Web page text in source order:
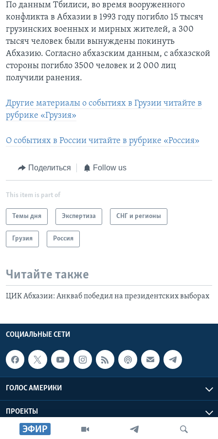
ЭФИР
По данным Тбилиси, во время вооруженного
конфликта в Абхазии в 1993 году погибло 15 тысяч
грузинских военных и мирных жителей, а 300
тысяч человек были вынуждены покинуть
Абхазию. Согласно абхазским данным, с абхазской
стороны погибло 3500 человек и 2 000 лиц
получили ранения.
Другие материалы о событиях в Грузии читайте в
рубрике «Грузия»
O событиях в России читайте в рубрике «Россия»
Поделиться Follow us
This item is part of
Темы дня Экспертиза СНГ и регионы
Грузия Россия
Читайте также
ЦИК Абхазии: Анкваб победил на президентских выборах
СОЦИАЛЬНЫЕ СЕТИ
ГОЛОС АМЕРИКИ
ПРОЕКТЫ